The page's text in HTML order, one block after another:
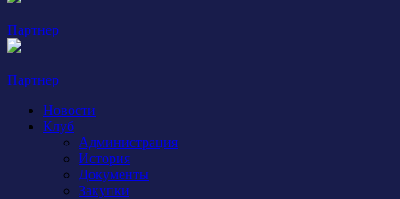
Партнер
Партнер
Новости
Клуб
Администрация
История
Документы
Закупки